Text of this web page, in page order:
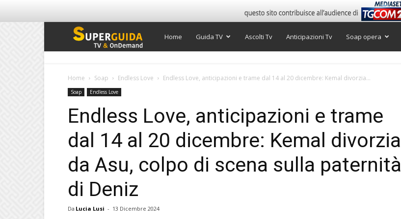
Super
Home Guida TV Ascolti Tv Anticipazioni Tv Soap opera
Home Soap Endless Love Endless Love, anticipazioni e trame dal 14 al 20 dicembre: Kemal divorzia...
Soap Endless Love
Endless Love, anticipazioni e trame
dal 14 al 20 dicembre: Kemal divorzia
da Asu, colpo di scena sulla paternità
di Deniz
Da Lucia Lusi - 13 Dicembre 2024